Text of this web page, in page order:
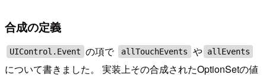
合成の定義
UIControl.Event の項で allTouchEvents や allEvents
について書きました。 実装上その合成されたOptionSetの値